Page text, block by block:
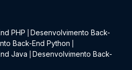
PHP
Desenvolvimento Back-
Back-End Python
Java
Desenvolvimento Back-